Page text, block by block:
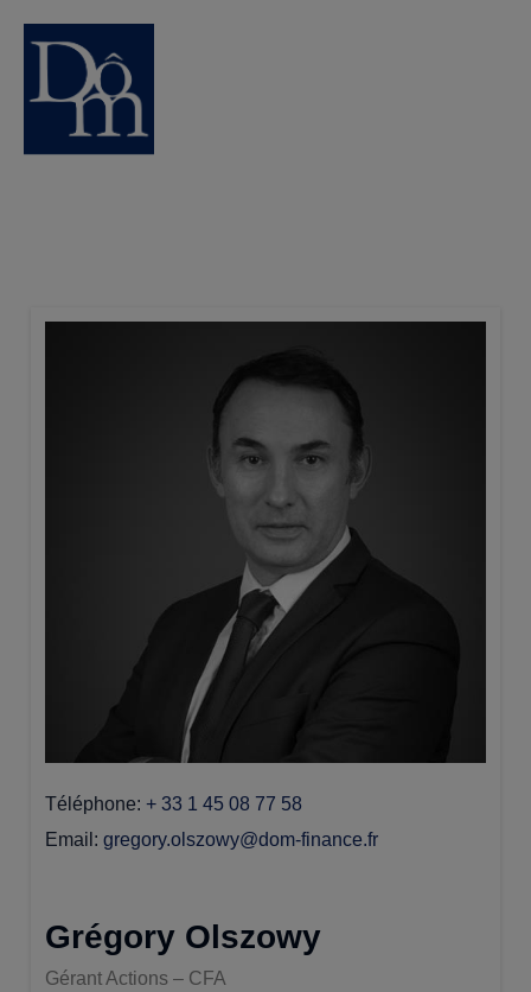
Téléphone + 33 1 45 08 77 58
Email
gregory.olszowy@dom-finance.fr
Grégory Olszowy
Gérant Actions – CFA